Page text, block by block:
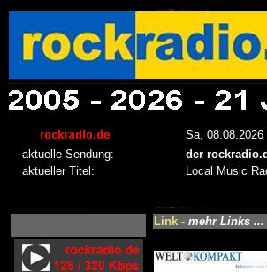
Link - mehr Links ...